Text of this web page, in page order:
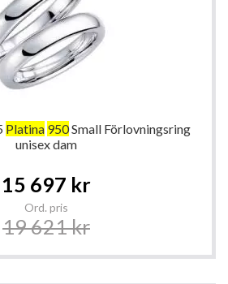
Platina 950Small Förlovningsring
unisex dam
15 697 kr
Ord. pris
19 621 kr